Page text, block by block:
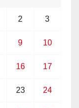
2 3
9 10
16 17
23 24